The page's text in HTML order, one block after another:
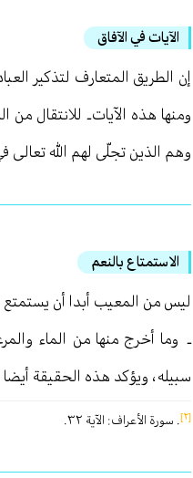
الآيات في الآفاق
إن الطريق المتعارف لتذكير
ومنها هذه الآيات ـ للانتقال
وهم الذين تجلّى لهم الله تعالى
الاستمتاع بالنعم
ليس من المعيب أبدا أن يستمتع
ـ وما أخرج منها من الماء
سبيله ، ويؤكد هذه الحقيقة أيضا
[٢] . سورة الأعراف : الآية ٣٢ .